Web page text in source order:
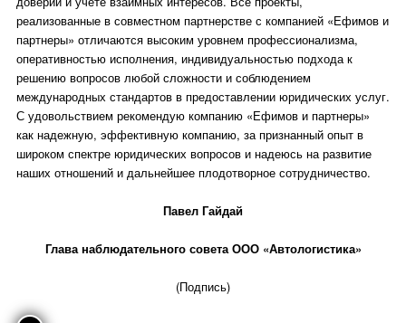
реализованные в совместном партнерстве с компанией «Ефимов и
партнеры» отличаются высоким уровнем профессионализма,
оперативностью исполнения, индивидуальностью подхода к
решению вопросов любой сложности и соблюдением
международных стандартов в предоставлении юридических услуг.
С удовольствием рекомендую компанию «Ефимов и партнеры»
как надежную, эффективную компанию, за признанный опыт в
широком спектре юридических вопросов и надеюсь на развитие
наших отношений и дальнейшее плодотворное сотрудничество.
Павел Гайдай
Глава наблюдательного совета ООО «Автологистика»
(Подпись)